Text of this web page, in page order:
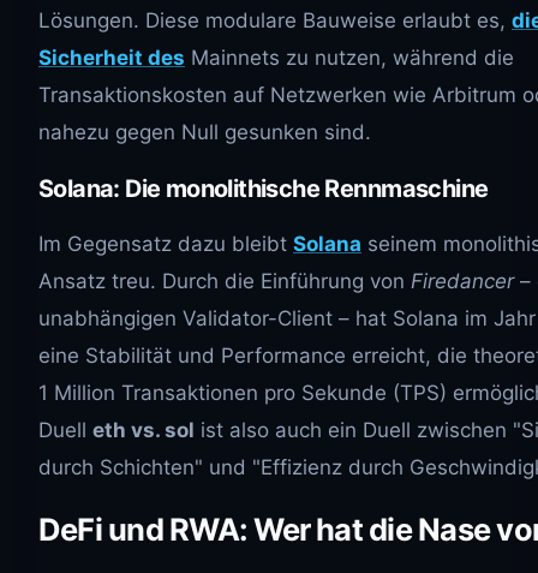
Lösungen. Diese modulare Bauweise erlaubt es,
Sicherheit des Mainnets zu nutzen, während die
Transaktionskosten auf Netzwerken wie Arbitrum
nahezu gegen Null gesunken sind.
Solana: Die monolithische Rennmaschine
Im Gegensatz dazu bleibt Solana seinem
Ansatz treu. Durch die Einführung von Firedancer–
unabhängigen Validator-Client – hat Solana im
eine Stabilität und Performance erreicht, die
1 Million Transaktionen pro Sekunde (TPS)
Duell eth vs. sol ist also auch ein Duell zwischen
durch Schichten" und "Effizienz durch
DeFi und RWA: Wer hat die Nase